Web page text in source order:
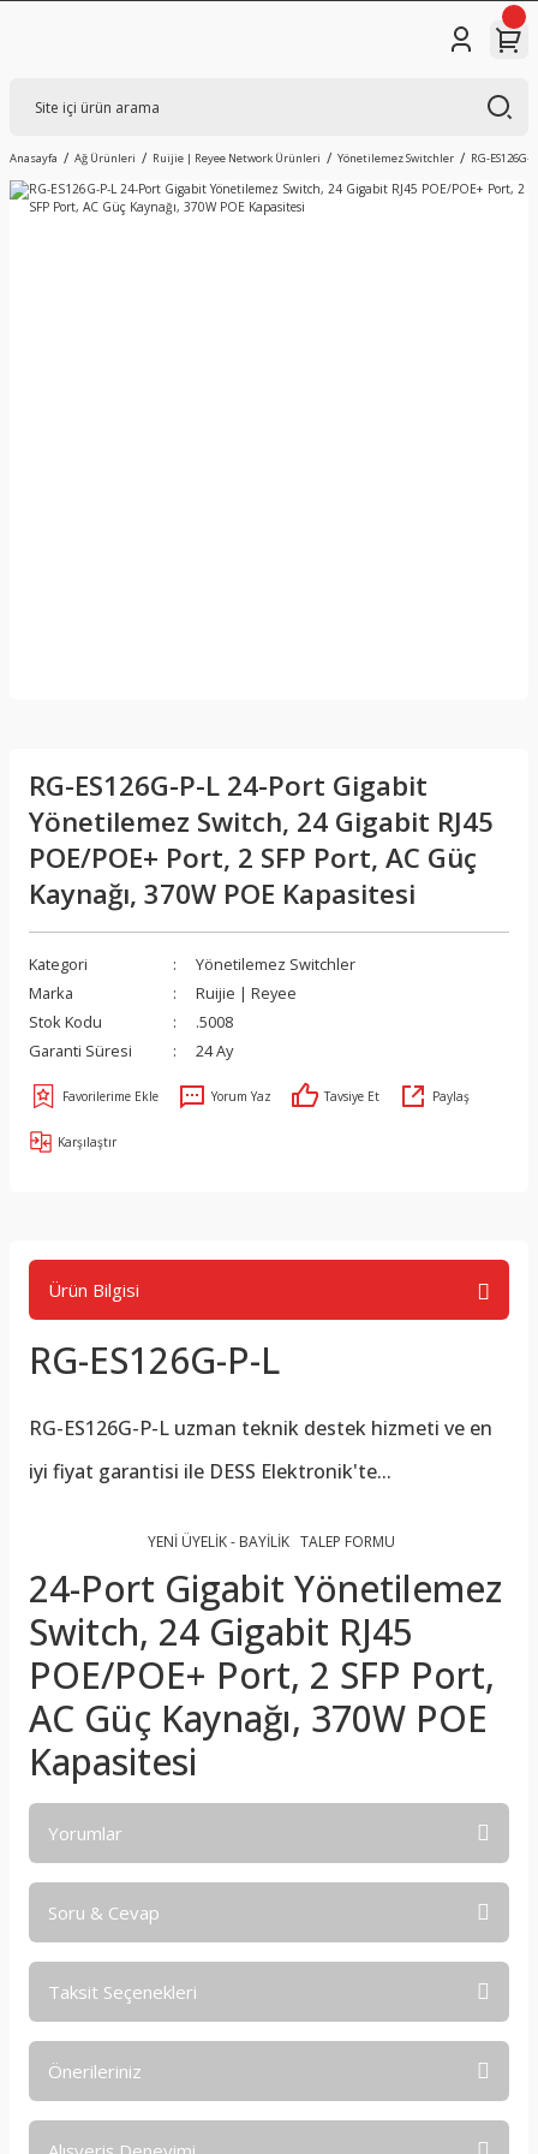
Anasayfa Ağ Ürünleri Ruijie | Reyee Network Ürünleri Yönetilemez Switchler RG-
RG-ES126G-P-L 24-Port Gigabit
Yönetilemez Switch, 24 Gigabit RJ45
POE/POE+ Port, 2 SFP Port, AC Güç
Kaynağı, 370W POE Kapasitesi
Kategori
Yönetilemez Switchler
Marka
Ruijie | Reyee
Stok Kodu
.5008
Garanti Süresi
24 Ay
Yorum Yaz Tavsiye Et Paylaş
Karşılaştır
Ürün Bilgisi
RG-ES126G-P-L
RG-ES126G-P-L uzman teknik destek hizmeti ve en
iyi fiyat garantisi ile DESS Elektronik'te...
YENİ ÜYELİK - BAYİLİK TALEP FORMU
24-Port Gigabit Yönetilemez
Switch, 24 Gigabit RJ45
POE/POE+ Port, 2 SFP Port,
AC Güç Kaynağı, 370W POE
Kapasitesi
Yorumlar
Soru & Cevap
Ürün hakkında henüz soru sorulmamış.
Taksit Seçenekleri
Önerileriniz
Bu ürünün fiyat bilgisi, resim, ürün açıklamalarında ve diğer